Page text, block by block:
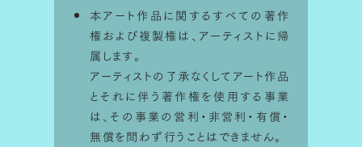
本アート作品に関するすべての著作
権および複製権は、アーティストに帰
属します。
アーティストの了承なくしてアート作品
とそれに伴う著作権を使用する事業
は、その事業の営利・非営利・有償・
無償を問わず行うことはできません。
STEP 1